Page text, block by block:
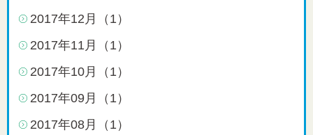
2017年12月（1）
2017年11月（1）
2017年10月（1）
2017年09月（1）
2017年08月（1）